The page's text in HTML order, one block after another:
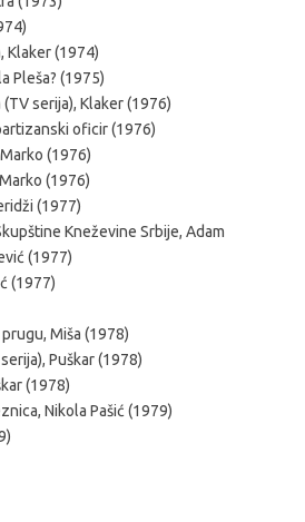
Klaker (1974)
Pleša? (1975)
serija), Klaker (1976)
oficir (1976)
(1976)
(1976)
(1977)
Kneževine Srbije, Adam
(1977)
(1977)
Miša (1978)
Puškar (1978)
(1978)
Nikola Pašić (1979)